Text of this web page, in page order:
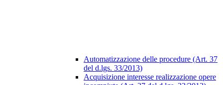
Automatizzazione delle procedure (Art. 37
del d.lgs. 33/2013)
Acquisizione interesse realizzazione opere